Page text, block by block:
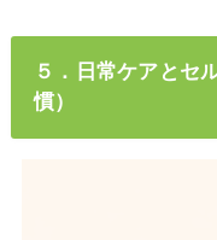
５．日常ケアとセ
慣）